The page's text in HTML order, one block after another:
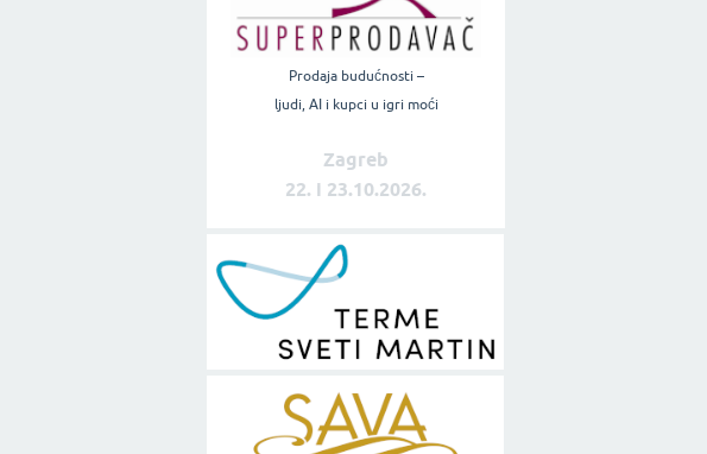
Prodaja budućnosti –
ljudi, AI i kupci u igri moći
Zagreb
22. i 23.10.2026.